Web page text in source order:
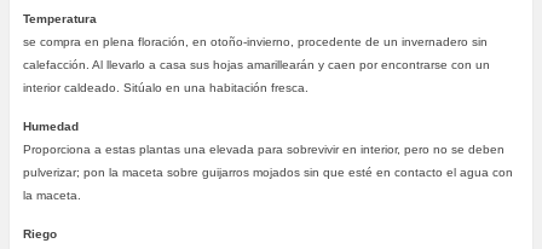
Temperatura
se compra en plena floración, en otoño-invierno, procedente de un invernadero sin
calefacción. Al llevarlo a casa sus hojas amarillearán y caen por encontrarse con un
interior caldeado. Sitúalo en una habitación fresca.
Humedad
Proporciona a estas plantas una elevada para sobrevivir en interior, pero no se deben
pulverizar; pon la maceta sobre guijarros mojados sin que esté en contacto el agua con
la maceta.
Riego